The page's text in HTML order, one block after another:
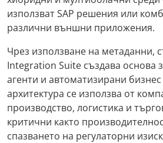
използват SAP решения или
различни външни приложения.
Чрез използване на метаданни,
Integration Suite създава основа
агенти и автоматизирани
архитектура се използва от
производство, логистика и
критични както
спазването на регулаторни